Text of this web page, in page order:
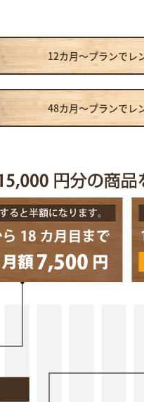
12カ月～プランでレ
48カ月～プランでレ